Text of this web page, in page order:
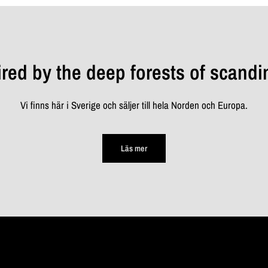
by the deep forests of
Vi finns här i Sverige och säljer till hela Norden och Europa.
Läs mer